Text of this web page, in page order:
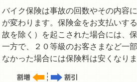
バイク保険は事故の回数やその内容
が変わります。保険金をお支払いす
故を除く）を起こされた場合には、
一方で、２０等級のお客さまなど一
なかった場合には保険料は安くなりま